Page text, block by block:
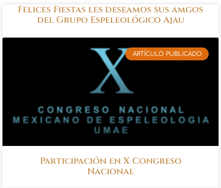
Felices Fiestas les deseamos sus amgos
del Grupo Espeleológico Ajau
ARTÍCULO PUBLICADO
Participación en X Congreso
Nacional